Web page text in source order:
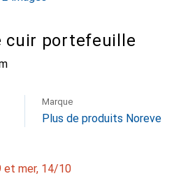
cuir portefeuille
Marque
Plus de produits Noreve
et mer, 14/10